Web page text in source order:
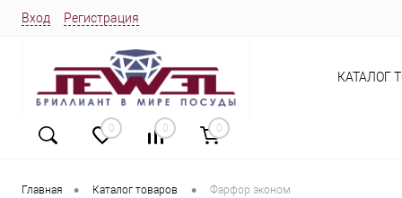
Вход Регистрация
0 0 0
КАТАЛОГ
Главная • Каталог товаров • Фарфор эконом